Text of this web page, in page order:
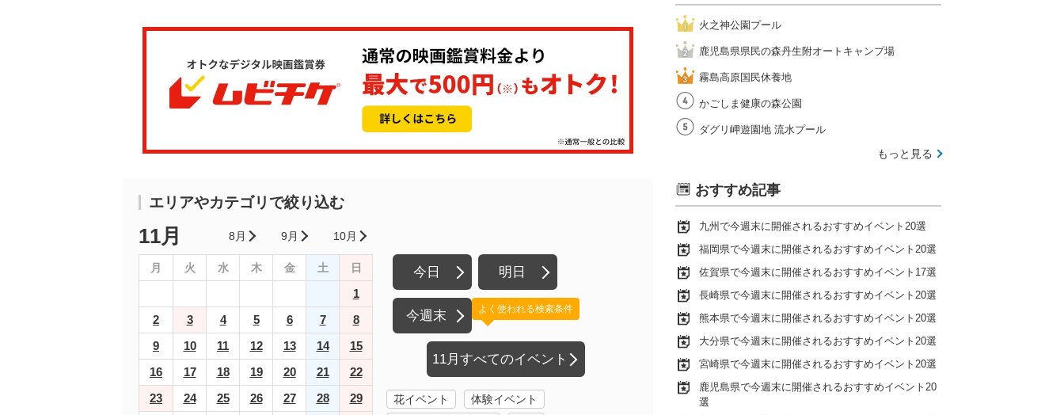
エリアやカテゴリで絞り込む
11月 8月 9月 10月
月 火 水 木 金 土 日
1
2
3 4 5 6 7
8
9
10 11 12 13 14
15
16
17 18 19 20 21
22
23
24 25 26 27 28
29
今日 明日
今週末
11月すべてのイベント
よく使われる検索条件
花イベント
体験イベント
火之神公園プール
鹿児島県県民の森丹生附オートキャンプ場
霧島高原国民休養地
かごしま健康の森公園
ダグリ岬遊園地 流水プール
もっと見る
おすすめ記事
九州で今週末に開催されるおすすめイベント20選
福岡県で今週末に開催されるおすすめイベント20選
佐賀県で今週末に開催されるおすすめイベント17選
長崎県で今週末に開催されるおすすめイベント20選
熊本県で今週末に開催されるおすすめイベント20選
大分県で今週末に開催されるおすすめイベント20選
宮崎県で今週末に開催されるおすすめイベント20選
鹿児島県で今週末に開催されるおすすめイベント20
選